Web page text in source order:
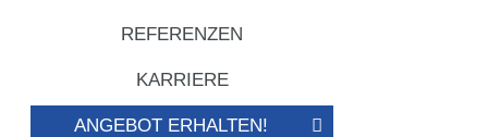
REFERENZEN
KARRIERE
ANGEBOT ERHALTEN!